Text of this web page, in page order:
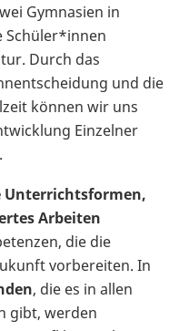
Gymnasien in
Schüler*innen
Durch das
und die
können wir uns
Einzelner
Unterrichtsformen,
Arbeiten
die die
vorbereiten. In
, die es in allen
gibt, werden